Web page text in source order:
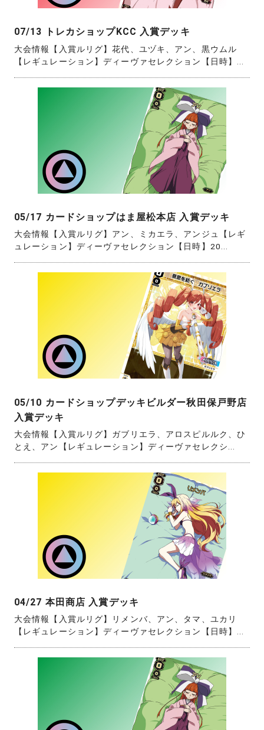
07/13 トレカショップKCC 入賞デッキ
大会情報【入賞ルリグ】花代、ユヅキ、アン、黒ウムル
【レギュレーション】ディーヴァセレクション【日時】...
05/17 カードショップはま屋松本店 入賞デッキ
大会情報【入賞ルリグ】アン、ミカエラ、アンジュ【レギ
ュレーション】ディーヴァセレクション【日時】20...
05/10 カードショップデッキビルダー秋田保戸野店
入賞デッキ
大会情報【入賞ルリグ】ガブリエラ、アロスピルルク、ひ
とえ、アン【レギュレーション】ディーヴァセレクシ...
04/27 本田商店 入賞デッキ
大会情報【入賞ルリグ】リメンバ、アン、タマ、ユカリ
【レギュレーション】ディーヴァセレクション【日時】...